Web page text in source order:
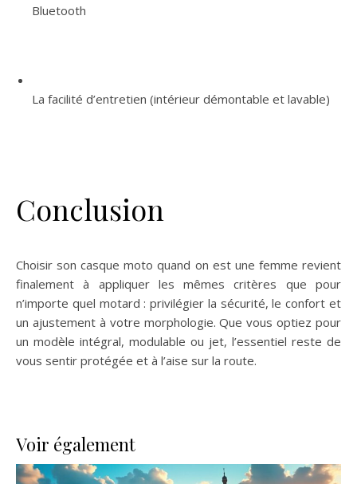
Bluetooth
La facilité d’entretien (intérieur démontable et lavable)
Conclusion
Choisir son casque moto quand on est une femme revient
finalement à appliquer les mêmes critères que pour
n’importe quel motard : privilégier la sécurité, le confort et
un ajustement à votre morphologie. Que vous optiez pour
un modèle intégral, modulable ou jet, l’essentiel reste de
vous sentir protégée et à l’aise sur la route.
Voir également